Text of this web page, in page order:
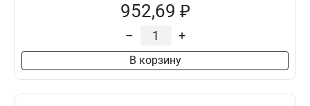
952,69 ₽
– +
В корзину